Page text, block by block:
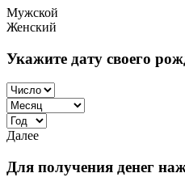
Мужской
Женский
Укажите дату своего
Далее
Для получения денег